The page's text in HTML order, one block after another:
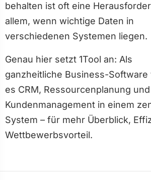
behalten ist oft eine
allem, wenn wichtige Daten in
verschiedenen Systemen liegen.
Genau hier setzt 1Tool an: Als
ganzheitliche Business-Software
es CRM, Ressourcenplanung und
Kundenmanagement in einem
System – für mehr Überblick,
Wettbewerbs­vorteil.